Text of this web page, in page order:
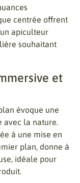
centrée offrent
apiculteur
souhaitant
et
évoque une
avec la nature.
à une mise en
plan, donne à
idéale pour